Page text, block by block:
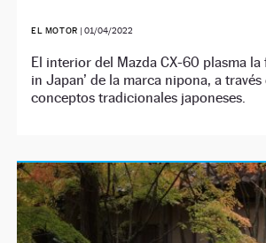
EL MOTOR |01/04/2022
El interior del Mazda CX-60 plasma la
in Japan’ de la marca nipona, a
conceptos tradicionales japoneses.